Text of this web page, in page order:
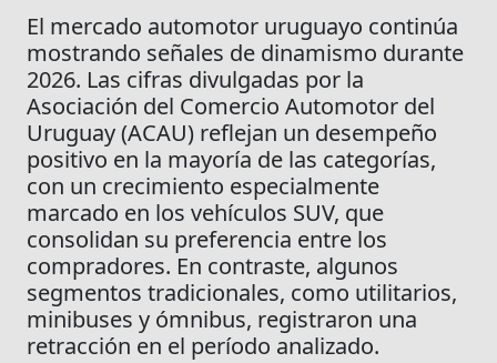
El mercado automotor uruguayo continúa
mostrando señales de dinamismo durante
2026. Las cifras divulgadas por la
Asociación del Comercio Automotor del
Uruguay (ACAU) reflejan un desempeño
positivo en la mayoría de las categorías,
con un crecimiento especialmente
marcado en los vehículos SUV, que
consolidan su preferencia entre los
compradores. En contraste, algunos
segmentos tradicionales, como utilitarios,
minibuses y ómnibus, registraron una
retracción en el período analizado.